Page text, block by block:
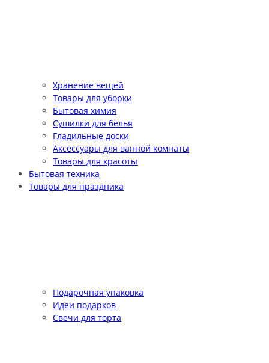
Хранение вещей
Товары для уборки
Бытовая химия
Сушилки для белья
Гладильные доски
Аксессуары для ванной комнаты
Товары для красоты
Бытовая техника
Товары для праздника
Подарочная упаковка
Идеи подарков
Свечи для торта